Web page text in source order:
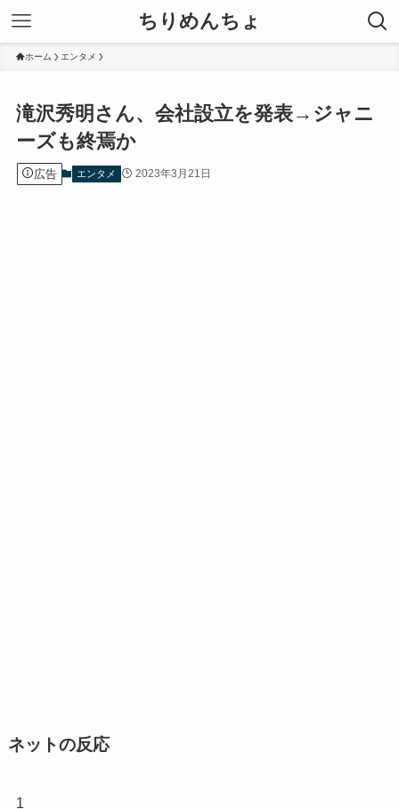
ちりめんちょ
ホーム エンタメ
滝沢秀明さん、会社設立を発表→ジャニ
ーズも終焉か
広告 エンタメ 2023年3月21日
ネットの反応
1